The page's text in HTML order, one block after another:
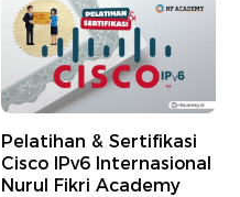
Pelatihan & Sertifikasi
Cisco IPv6 Internasional
Nurul Fikri Academy